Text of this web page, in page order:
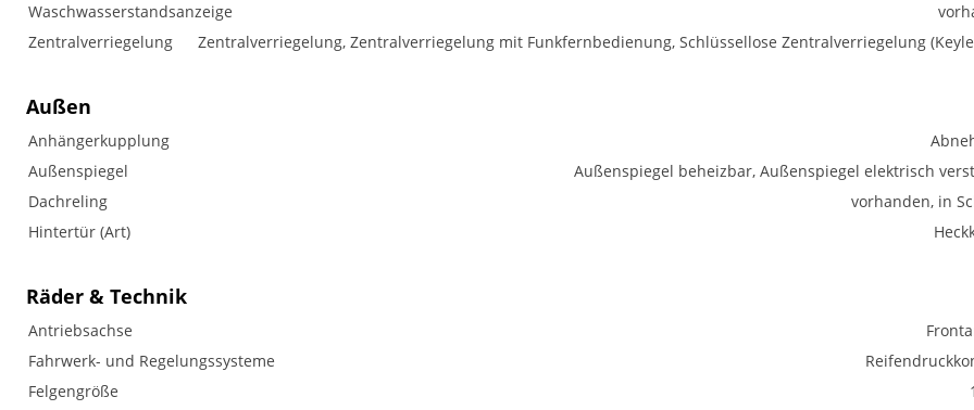
Waschwasserstandsanzeige
Zentralverriegelung
Zentralverriegelung, Zentralverriegelung mit Funkfernbedienung, Schlüssellose Zentralverriegelung
Außen
Anhängerkupplung
Außenspiegel
Außenspiegel beheizbar, Außenspiegel elektrisch
Dachreling
vorhanden, in
Hintertür (Art)
Räder & Technik
Antriebsachse
Fahrwerk- und Regelungssysteme
Felgengröße